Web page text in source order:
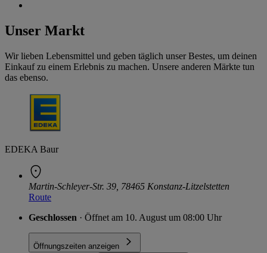
Unser Markt
Wir lieben Lebensmittel und geben täglich unser Bestes, um deinen
Einkauf zu einem Erlebnis zu machen. Unsere anderen Märkte tun
das ebenso.
EDEKA Baur
Martin-Schleyer-Str. 39, 78465 Konstanz-Litzelstetten
Route
Geschlossen · Öffnet am 10. August um 08:00 Uhr
Öffnungszeiten anzeigen